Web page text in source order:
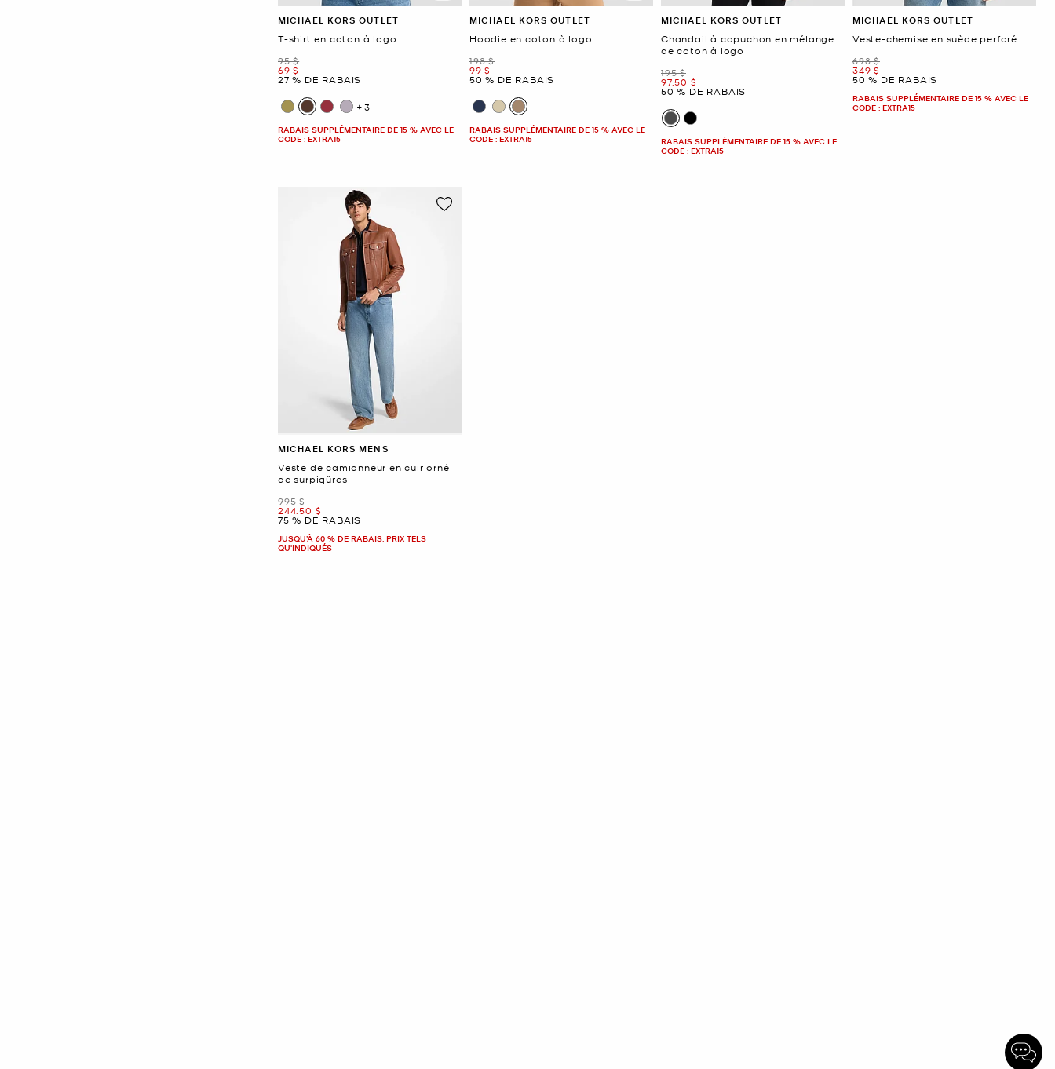
MICHAEL KORS OUTLET
T-shirt en coton à logo
était
95 $
maintenant
69 $
27 % DE RABAIS
+3
RABAIS SUPPLÉMENTAIRE DE 15 % AVEC LE
CODE : EXTRA15
MICHAEL KORS OUTLET
Hoodie en coton à logo
était
198 $
maintenant
99 $
50 % DE RABAIS
RABAIS SUPPLÉMENTAIRE DE 15 % AVEC LE
CODE : EXTRA15
MICHAEL KORS OUTLET
Chandail à capuchon en mélange
de coton à logo
était
195 $
maintenant
97.50 $
50 % DE RABAIS
RABAIS SUPPLÉMENTAIRE DE 15 % AVEC LE
CODE : EXTRA15
MICHAEL KORS OUTLET
Veste-chemise en suède perforé
était
698 $
maintenant
349 $
50 % DE RABAIS
RABAIS SUPPLÉMENTAIRE DE 15 % AVEC LE
CODE : EXTRA15
MICHAEL KORS MENS
Veste de camionneur en cuir orné
de surpiqûres
était
995 $
maintenant
244.50 $
75 % DE RABAIS
JUSQU’À 60 % DE RABAIS. PRIX TELS
QU'INDIQUÉS